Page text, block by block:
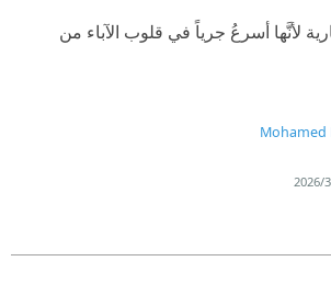
لأنَّها أسرعُ جرياً في قلوب الآباء من
Mohamed